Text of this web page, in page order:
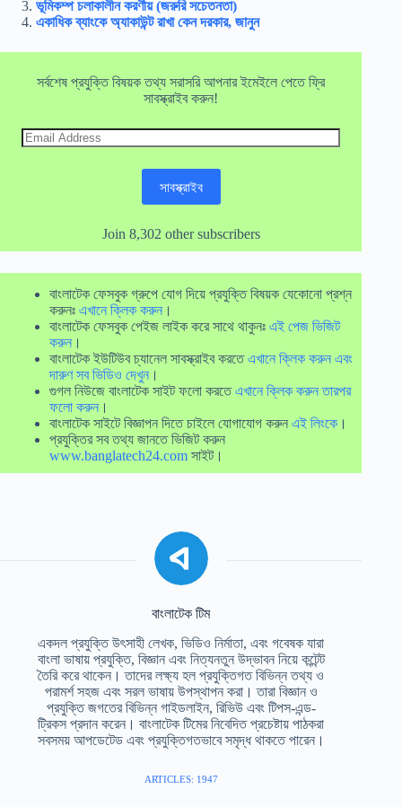
ভূমিকম্প চলাকালীন করণীয় (জরুরি সচেতনতা)
একাধিক ব্যাংকে অ্যাকাউন্ট রাখা কেন দরকার, জানুন
সর্বশেষ প্রযুক্তি বিষয়ক তথ্য সরাসরি আপনার ইমেইলে পেতে ফ্রি
সাবস্ক্রাইব করুন!
Email
Address
সাবস্ক্রাইব
Join 8,302 other subscribers
বাংলাটেক ফেসবুক গ্রুপে যোগ দিয়ে প্রযুক্তি বিষয়ক যেকোনো প্রশ্ন
করুনঃ এখানে ক্লিক করুন ।
বাংলাটেক ফেসবুক পেইজ লাইক করে সাথে থাকুনঃ এই পেজ ভিজিট
করুন ।
বাংলাটেক ইউটিউব চ্যানেল সাবস্ক্রাইব করতেএখানে ক্লিক করুন এবং
দারুণ সব ভিডিও দেখুন ।
গুগল নিউজে বাংলাটেক সাইট ফলো করতেএখানে ক্লিক করুন তারপর
ফলো করুন ।
বাংলাটেক সাইটে বিজ্ঞাপন দিতে চাইলে যোগাযোগ করুন এই লিংকে ।
প্রযুক্তির সব তথ্য জানতে ভিজিট করুন
www.banglatech24.com সাইট।
বাংলাটেক টিম
একদল প্রযুক্তি উৎসাহী লেখক, ভিডিও নির্মাতা, এবং গবেষক যারা
বাংলা ভাষায় প্রযুক্তি, বিজ্ঞান এবং নিত্যনতুন উদ্ভাবন নিয়ে কন্টেন্ট
তৈরি করে থাকেন। তাদের লক্ষ্য হল প্রযুক্তিগত বিভিন্ন তথ্য ও
পরামর্শ সহজ এবং সরল ভাষায় উপস্থাপন করা। তারা বিজ্ঞান ও
প্রযুক্তি জগতের বিভিন্ন গাইডলাইন, রিভিউ এবং টিপস-এন্ড-
ট্রিকস প্রদান করেন। বাংলাটেক টিমের নিবেদিত প্রচেষ্টায় পাঠকরা
সবসময় আপডেটেড এবং প্রযুক্তিগতভাবে সমৃদ্ধ থাকতে পারেন।
ARTICLES: 1947